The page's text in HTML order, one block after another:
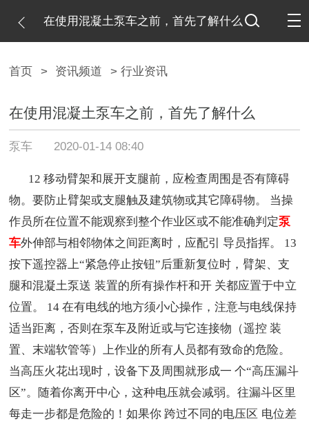
在使用混凝土泵车之前，首先了解什么
首页 > 资讯频道 > 行业资讯
在使用混凝土泵车之前，首先了解什么
泵车 2020-01-14 08:40
12 移动臂架和展开支腿前，应检查周围是否有障碍
物。要防止臂架或支腿触及建筑物或其它障碍物。 当操
作员所在位置不能观察到整个作业区或不能准确判定泵
车外伸部与相邻物体之间距离时，应配引 导员指挥。 13
按下遥控器上“紧急停止按钮”后重新复位时，臂架、支
腿和混凝土泵送 装置的所有操作杆和开 关都应置于中立
位置。 14 在有电线的地方须小心操作，注意与电线保持
适当距离，否则在泵车及附近或与它连接物（遥控 装
置、末端软管等）上作业的所有人员都有致命的危险。
当高压火花出现时，设备下及周围就形成一 个“高压漏斗
区”。随着你离开中心，这种电压就会减弱。往漏斗区里
每走一步都是危险的！如果你 跨过不同的电压区 电位差